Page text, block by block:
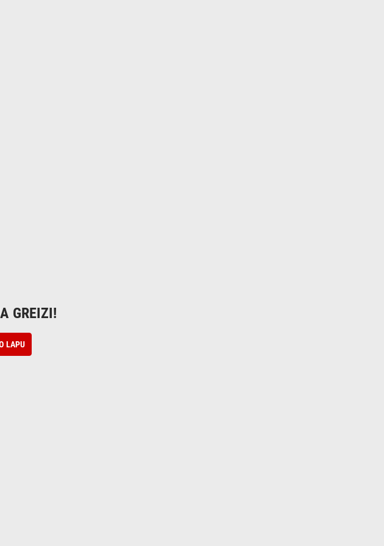
GREIZI!
LAPU